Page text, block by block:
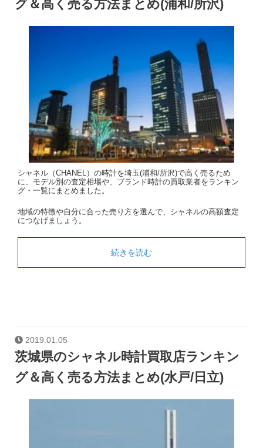
グ＆高く売る方法まとめ(浦和/所沢)
シャネル（CHANEL）の時計を埼玉(浦和/所沢)で高く売るため
に、モデル別の査定相場や、ブランド時計の買取業者をランキン
グ・一覧にまとめました。
地域の特徴や自分に合った売り方を選んで、シャネルの高額査定
につなげましょう。
続きを読む
2019.01.05
茨城県のシャネル時計買取店ランキン
グ＆高く売る方法まとめ(水戸/日立)